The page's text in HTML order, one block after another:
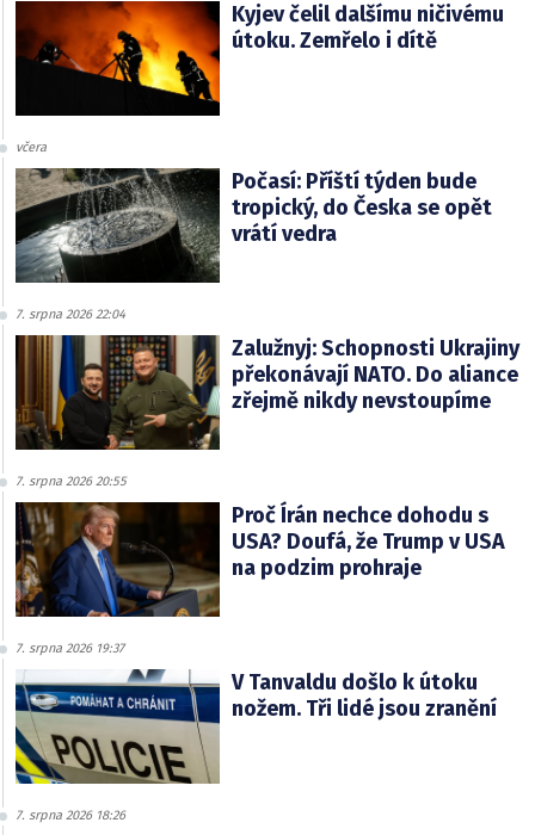
Kyjev čelil dalšímu ničivému
útoku. Zemřelo i dítě
včera
Počasí: Příští týden bude
tropický, do Česka se opět
vrátí vedra
7. srpna 2026 22:04
Zalužnyj: Schopnosti Ukrajiny
překonávají NATO. Do aliance
zřejmě nikdy nevstoupíme
7. srpna 2026 20:55
Proč Írán nechce dohodu s
USA? Doufá, že Trump v USA
na podzim prohraje
7. srpna 2026 19:37
V Tanvaldu došlo k útoku
nožem. Tři lidé jsou zranění
7. srpna 2026 18:26